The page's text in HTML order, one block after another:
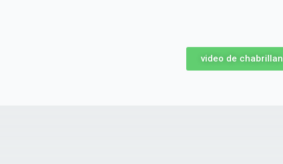
video de chabrillan